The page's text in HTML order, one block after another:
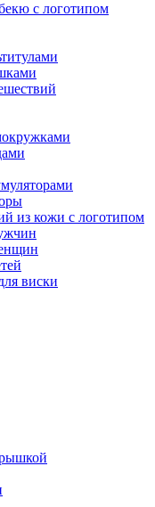
с логотипом
из кожи с логотипом
виски